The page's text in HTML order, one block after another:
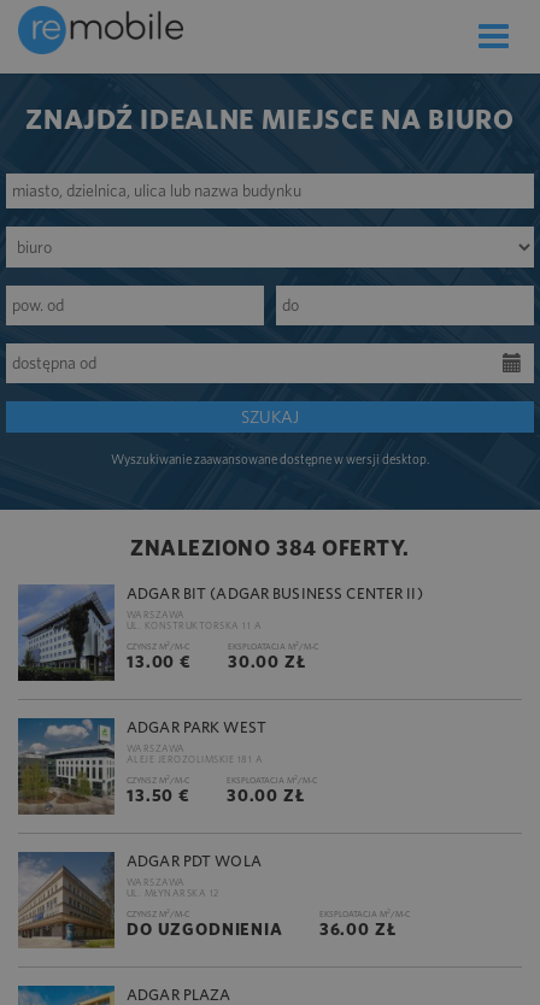
Toggle
ZNAJDŹ IDEALNE MIEJSCE NA BIURO
SZUKAJ
Wyszukiwanie zaawansowane dostępne w wersji desktop.
ZNALEZIONO 384 OFERTY.
ADGAR BIT (ADGAR BUSINESS CENTER II)
WARSZAWA
UL. KONSTRUKTORSKA 11 A
CZYNSZ M2 /M-C
13.00 €
EKSPLOATACJA M2 /M-C
30.00 ZŁ
ADGAR PARK WEST
WARSZAWA
ALEJE JEROZOLIMSKIE 181 A
CZYNSZ M2 /M-C
13.50 €
EKSPLOATACJA M2 /M-C
30.00 ZŁ
ADGAR PDT WOLA
WARSZAWA
UL. MŁYNARSKA 12
CZYNSZ M2 /M-C
DO UZGODNIENIA
EKSPLOATACJA M2 /M-C
36.00 ZŁ
ADGAR PLAZA